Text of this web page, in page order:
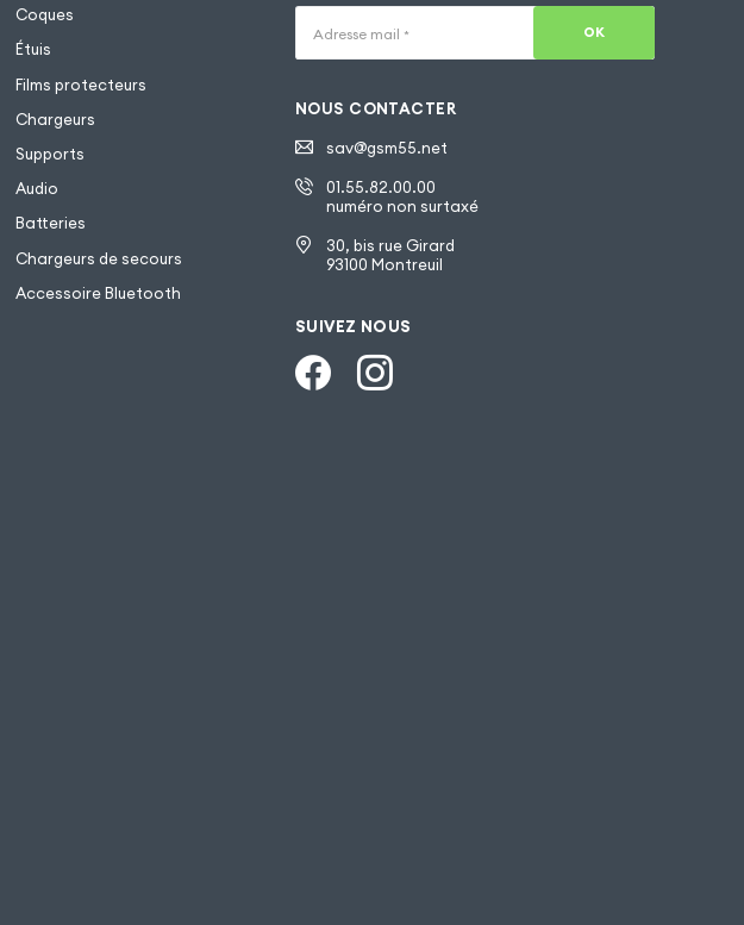
Coques
Étuis
Films protecteurs
Chargeurs
Supports
Audio
Batteries
Chargeurs de secours
Accessoire Bluetooth
Adresse mail * OK
NOUS CONTACTER
sav@gsm55.net
01.55.82.00.00
numéro non surtaxé
30, bis rue Girard
93100 Montreuil
SUIVEZ NOUS